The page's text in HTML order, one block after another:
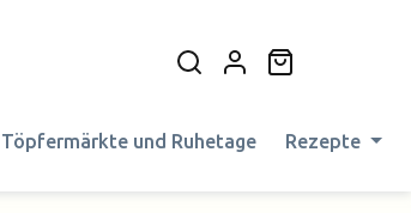
Töpfermärkte und Ruhetage Rezepte